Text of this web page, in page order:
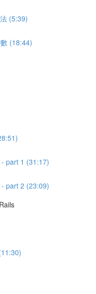
(5:39)
(18:44)
part 1 (31:17)
part 2 (23:09)